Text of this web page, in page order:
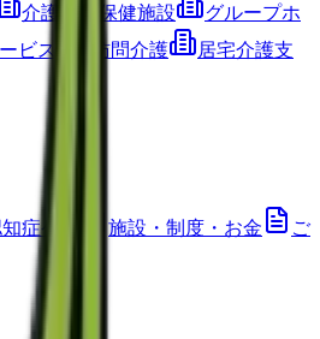
介護老人保健施設
グループホ
ビス) 訪問介護
居宅介護支
症ケア 施設・制度・お金
ご